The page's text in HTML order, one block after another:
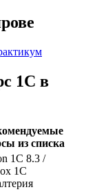
1С в
из списка
1С 8.3 /
1С